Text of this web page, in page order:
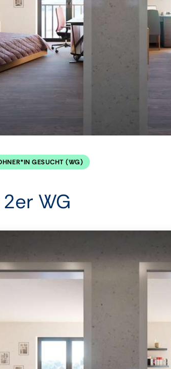
GESUCHT (WG)
WG